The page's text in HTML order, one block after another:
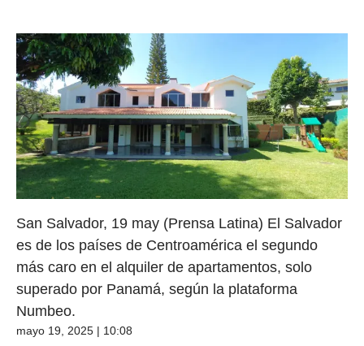
San Salvador, 19 may (Prensa Latina) El Salvador
es de los países de Centroamérica el segundo
más caro en el alquiler de apartamentos, solo
superado por Panamá, según la plataforma
Numbeo.
mayo 19, 2025 | 10:08